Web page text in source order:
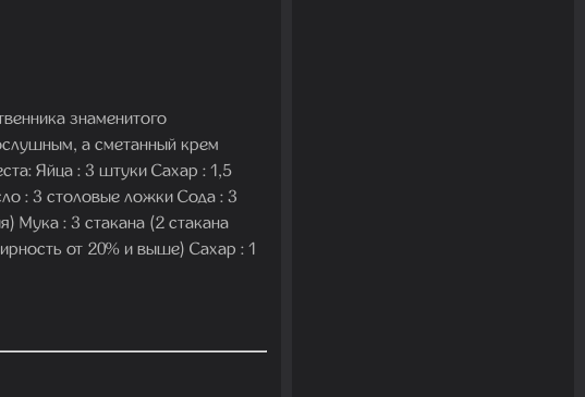
знаменитого
а сметанный крем
Яйца : 3 штуки Сахар : 1,5
: 3 столовые ложки Сода : 3
Мука : 3 стакана (2 стакана
от 20% и выше) Сахар : 1